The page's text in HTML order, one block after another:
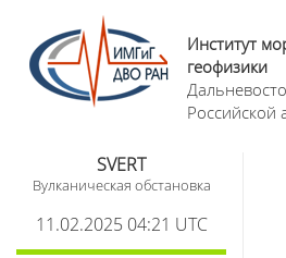
Институт
геофизики
Российской
SVERT
Вулканическая обстановка
11.02.2025 04:21 UTC